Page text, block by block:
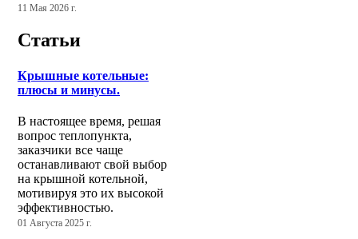
11 Мая 2026 г.
Статьи
Крышные котельные:
плюсы и минусы.
В настоящее время, решая
вопрос теплопункта,
заказчики все чаще
останавливают свой выбор
на крышной котельной,
мотивируя это их высокой
эффективностью.
01 Августа 2025 г.